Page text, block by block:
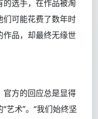
选手，在作品被淘
们可能花费了数年时
作品，却最终无缘世
官方的回应总是显得
艺术”。“我们始终坚